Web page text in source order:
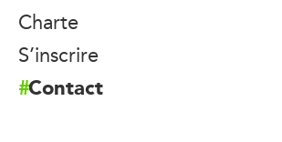
Charte
S’inscrire
Contact